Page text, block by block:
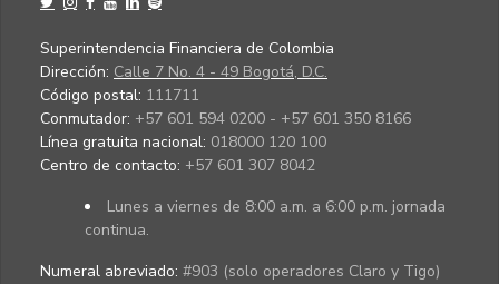
Superintendencia Financiera de Colombia
Dirección: Calle 7 No. 4 - 49 Bogotá, D.C.
Código postal: 111711
Conmutador: +57 601 594 0200 - +57 601 350 8166
Línea gratuita nacional: 018000 120 100
Centro de contacto: +57 601 307 8042
Lunes a viernes de 8:00 a.m. a 6:00 p.m. jornada
continua.
Numeral abreviado: #903 (solo operadores Claro y Tigo)